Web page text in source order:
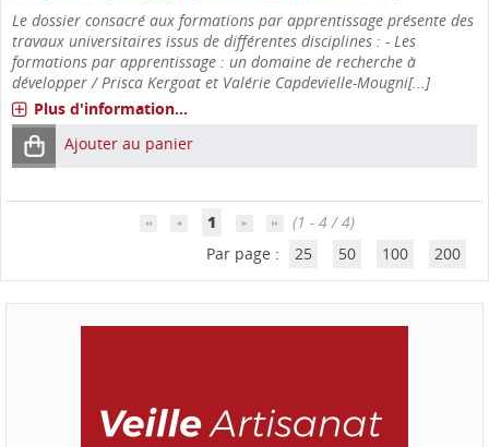
Le dossier consacré aux formations par apprentissage présente des
travaux universitaires issus de différentes disciplines : - Les
formations par apprentissage : un domaine de recherche à
développer / Prisca Kergoat et Valérie Capdevielle-Mougni[...]
Plus d'information...
Ajouter au panier
1
(1 - 4 / 4)
Par page :
25 50 100 200